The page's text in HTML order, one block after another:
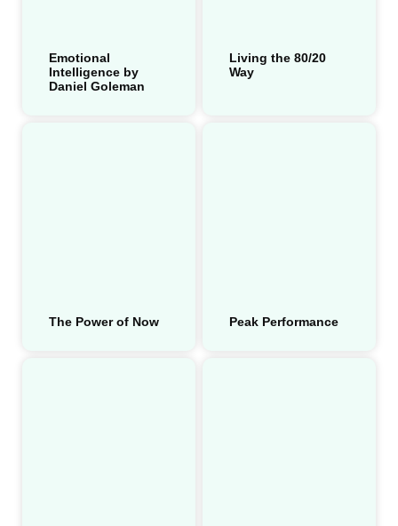
Emotional
Intelligence by
Daniel Goleman
Living the 80/20
Way
The Power of Now Peak Performance